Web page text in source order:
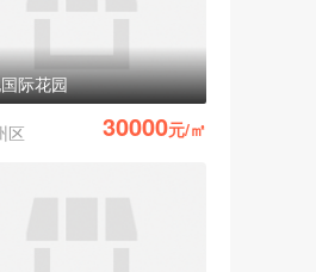
际花园
区 30000元/㎡